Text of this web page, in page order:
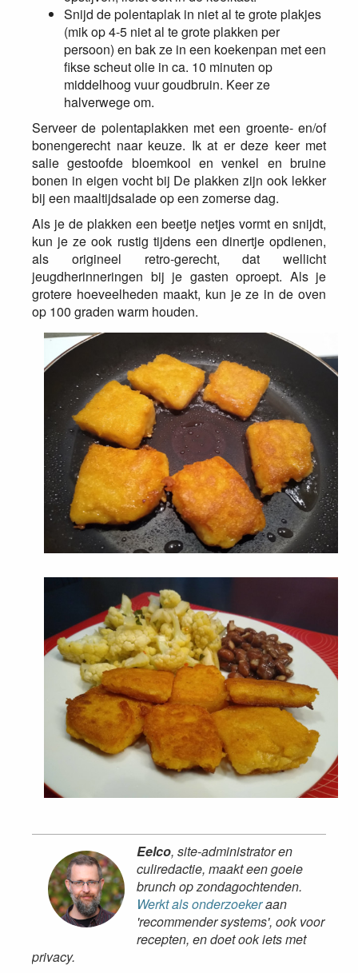
Snijd de polentaplak in niet al te grote plakjes
(mik op 4-5 niet al te grote plakken per
persoon) en bak ze in een koekenpan met een
fikse scheut olie in ca. 10 minuten op
middelhoog vuur goudbruin. Keer ze
halverwege om.
Serveer de polentaplakken met een groente- en/of
bonengerecht naar keuze. Ik at er deze keer met
salie gestoofde bloemkool en venkel en bruine
bonen in eigen vocht bij De plakken zijn ook lekker
bij een maaltijdsalade op een zomerse dag.
Als je de plakken een beetje netjes vormt en snijdt,
kun je ze ook rustig tijdens een dinertje opdienen,
als origineel retro-gerecht, dat wellicht
jeugdherinneringen bij je gasten oproept. Als je
grotere hoeveelheden maakt, kun je ze in de oven
op 100 graden warm houden.
Eelco, site-administrator en
culiredactie, maakt een goeie
brunch op zondagochtenden.
Werkt als onderzoekeraan
'recommender systems', ook voor
recepten, en doet ook iets met
privacy.